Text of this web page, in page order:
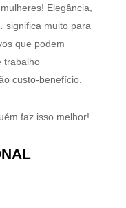
Elegância,
significa muito para
que podem
trabalho
custo-benefício.
faz isso melhor!